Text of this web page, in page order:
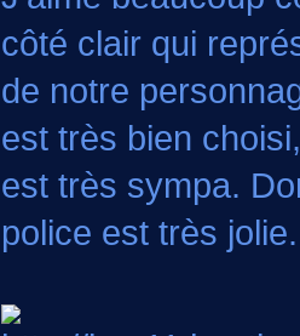
côté clair qui
de notre
est très bien
est très sympa.
police est très jolie.